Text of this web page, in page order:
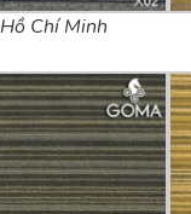
Chí Minh